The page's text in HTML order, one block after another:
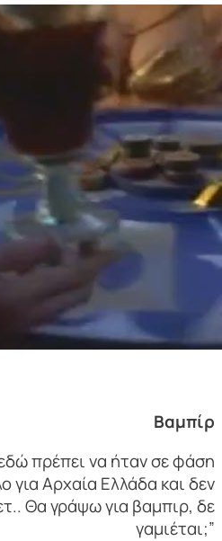
Βαμπίρ
πρέπει να ήταν σε φάση
για Αρχαία Ελλάδα και δεν
Θα γράψω για βαμπιρ, δε
γαμιέται;”